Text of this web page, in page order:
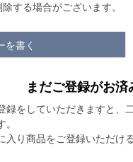
する場合がございます。
を書く
まだご登録がお
録をしていただきますと、
。
入り商品をご登録いただけ